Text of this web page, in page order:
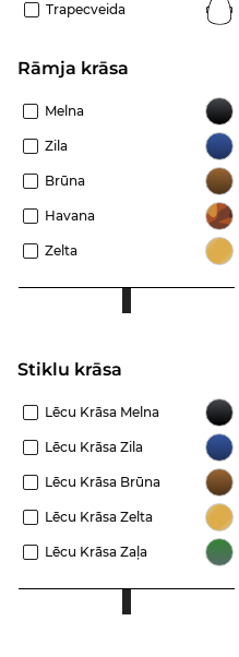
Trapecveida
Rāmja krāsa
Melna
Zila
Brūna
Havana
Zelta
Stiklu krāsa
Lēcu Krāsa Melna
Lēcu Krāsa Zila
Lēcu Krāsa Brūna
Lēcu Krāsa Zelta
Lēcu Krāsa Zaļa